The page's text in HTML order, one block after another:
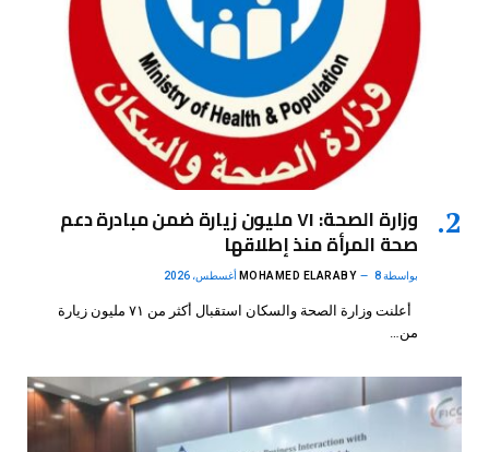
وزارة الصحة: ٧١ مليون زيارة ضمن مبادرة دعم
صحة المرأة منذ إطلاقها
بواسطة MOHAMED ELARABY 8 أغسطس، 2026
أعلنت وزارة الصحة والسكان استقبال أكثر من ٧١ مليون زيارة
من…